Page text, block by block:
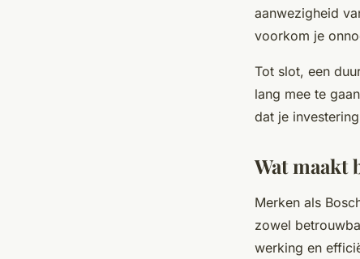
aanwezigheid
voorkom je
Tot slot, een
lang mee te
dat je
Wat maakt
Merken als
zowel
werking en